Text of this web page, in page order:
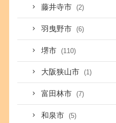
藤井寺市 (2)
羽曳野市 (6)
堺市 (110)
大阪狭山市 (1)
富田林市 (7)
和泉市 (5)